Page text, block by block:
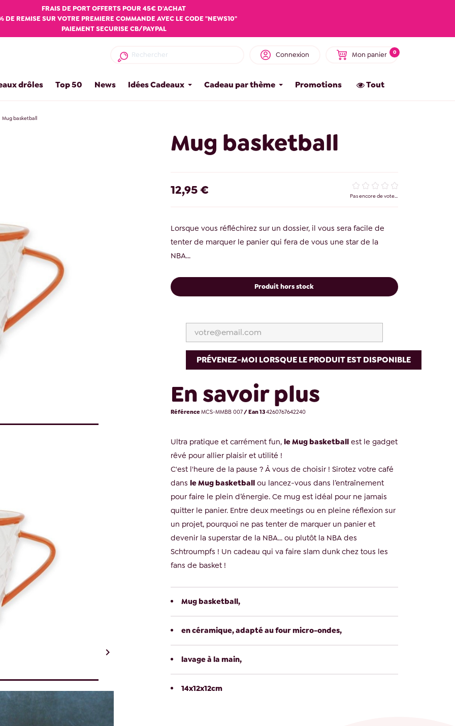
FRAIS DE PORT OFFERTS POUR 45€ D'ACHAT
DE REMISE SUR VOTRE PREMIERE COMMANDE AVEC LE CODE "NEWS10"
PAIEMENT SECURISE CB/PAYPAL
Connexion Mon panier 0
Tout
Promotions
Cadeau par thème
Idées Cadeaux
News
Top 50
drôles
Mug basketball

Mug basketball
12,95 € Pas encore de vote...
Lorsque vous réfléchirez sur un dossier, il vous sera facile de
tenter de marquer le panier qui fera de vous une star de la
NBA...
Produit hors stock
PRÉVENEZ-MOI LORSQUE LE PRODUIT EST DISPONIBLE
En savoir plus
RéférenceMCS-MMBB 007/ Ean 134260767642240
Ultra pratique et carrément fun, le Mug basketballest le gadget
rêvé pour allier plaisir et utilité !
C'est l'heure de la pause ? À vous de choisir ! Sirotez votre café
dans le Mug basketballou lancez-vous dans l’entraînement
pour faire le plein d’énergie. Ce mug est idéal pour ne jamais
quitter le panier. Entre deux meetings ou en pleine réflexion sur
un projet, pourquoi ne pas tenter de marquer un panier et
devenir la superstar de la NBA... ou plutôt la NBA des
Schtroumpfs ! Un cadeau qui va faire slam dunk chez tous les
fans de basket !
Mug basketball,
en céramique, adapté au four micro-ondes,
lavage à la main,
14x12x12cm